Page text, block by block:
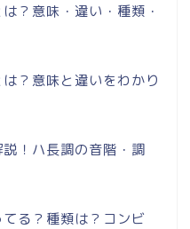
？意味・違い・種類・
？意味と違いをわかり
！ハ長調の音階・調
る？種類は？コンビ